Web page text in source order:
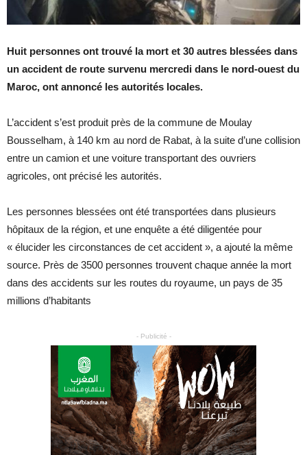
Huit personnes ont trouvé la mort et 30 autres blessées dans
un accident de route survenu mercredi dans le nord-ouest du
Maroc, ont annoncé les autorités locales.
L’accident s’est produit près de la commune de Moulay
Bousselham, à 140 km au nord de Rabat, à la suite d’une collision
entre un camion et une voiture transportant des ouvriers
agricoles, ont précisé les autorités.
Les personnes blessées ont été transportées dans plusieurs
hôpitaux de la région, et une enquête a été diligentée pour
« élucider les circonstances de cet accident », a ajouté la même
source. Près de 3500 personnes trouvent chaque année la mort
dans des accidents sur les routes du royaume, un pays de 35
millions d’habitants
- Publicité -